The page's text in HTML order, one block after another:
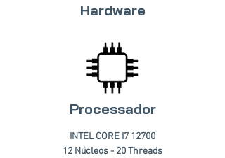
Hardware
Processador
INTEL CORE I7 12700
12 Núcleos - 20 Threads